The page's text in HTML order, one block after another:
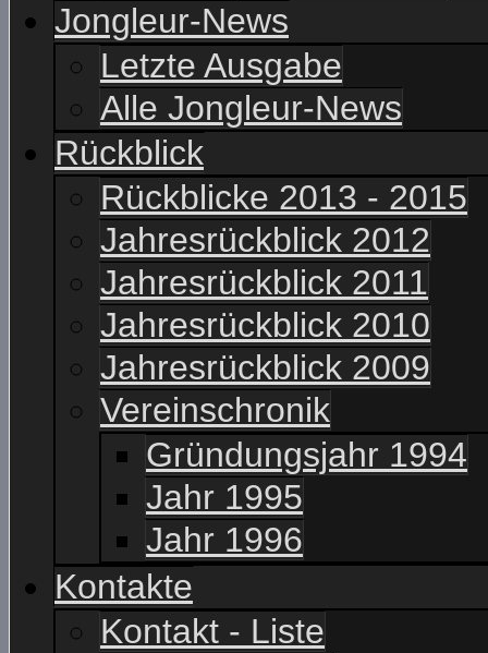
Jongleur-News
Letzte Ausgabe
Alle Jongleur-News
Rückblick
Rückblicke 2013 - 2015
Jahresrückblick 2012
Jahresrückblick 2011
Jahresrückblick 2010
Jahresrückblick 2009
Vereinschronik
Gründungsjahr 1994
Jahr 1995
Jahr 1996
Kontakte
Kontakt - Liste